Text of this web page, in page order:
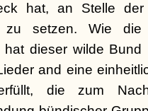
hat, an Stelle der
zu setzen. Wie die
dieser wilde
and eine
die zum